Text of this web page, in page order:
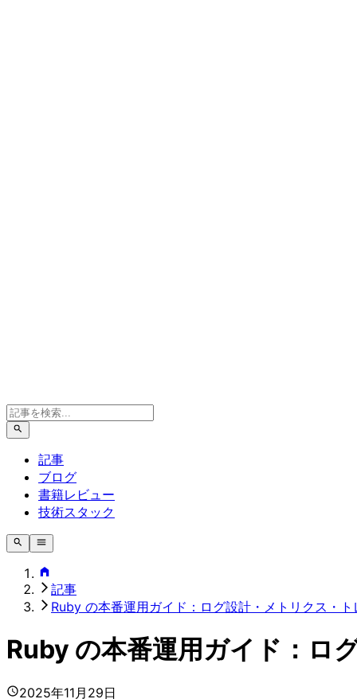
記事
ブログ
書籍レビュー
技術スタック
記事
Ruby の本番運用ガイド：ログ設計・メトリクス・
Ruby の本番運用ガイド：ロ
2025年11月29日